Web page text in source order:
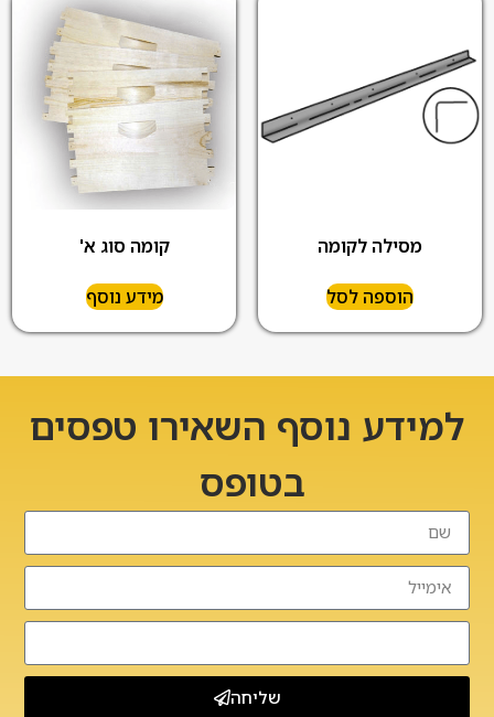
מסילה לקומה
הוספה לסל
קומה סוג א'
מידע נוסף
למידע נוסף השאירו טפסים
בטופס
שליחה